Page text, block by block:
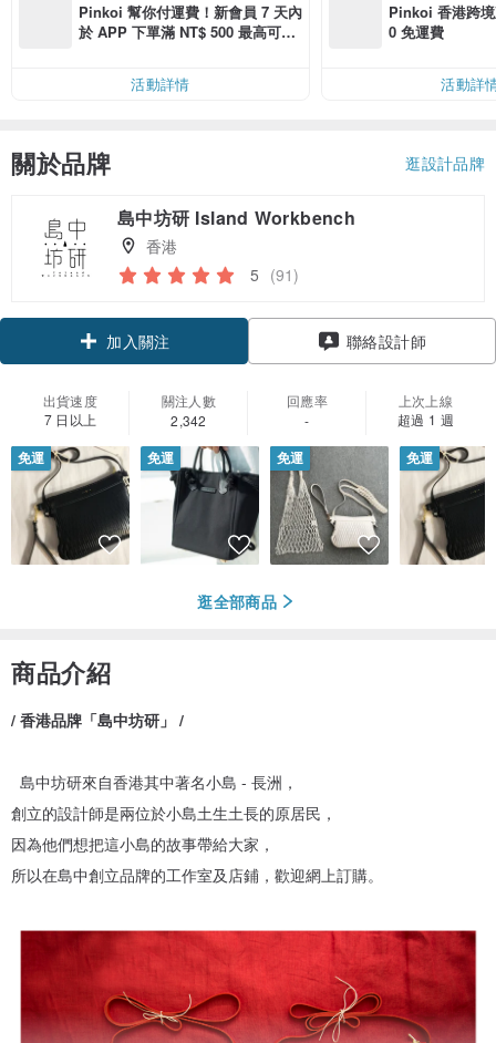
Pinkoi 幫你付運費！新會員 7 天內
於 APP 下單滿 NT$ 500 最高可折
活動詳情
Pinkoi 香港跨
0 免運費
活動詳
關於品牌 逛設計品牌
島中坊研 Island Workbench
香港
5 (91)
加入關注
聯絡設計師
出貨速度
7 日以上
關注人數
2,342
回應率
-
上次上線
超過 1 週
免運 免運 免運 免運
逛全部商品
商品介紹
/ 香港品牌「島中坊研」 /
島中坊研來自香港其中著名小島 - 長洲，
創立的設計師是兩位於小島土生土長的原居民，
因為他們想把這小島的故事帶給大家，
所以在島中創立品牌的工作室及店鋪，歡迎網上訂購。